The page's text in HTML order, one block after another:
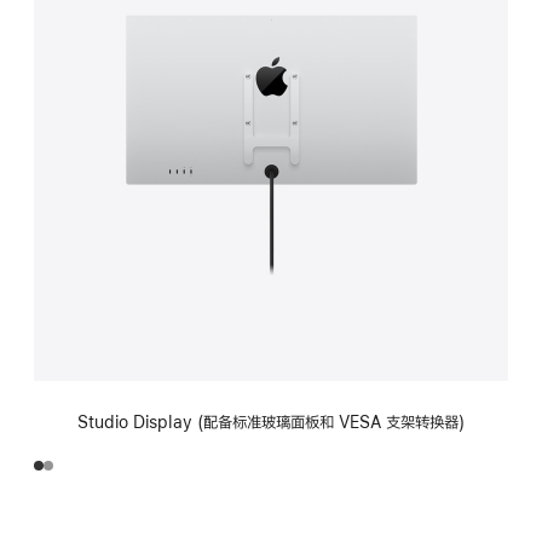
Studio Display (配备标准玻璃面板和 VESA 支架转换器)